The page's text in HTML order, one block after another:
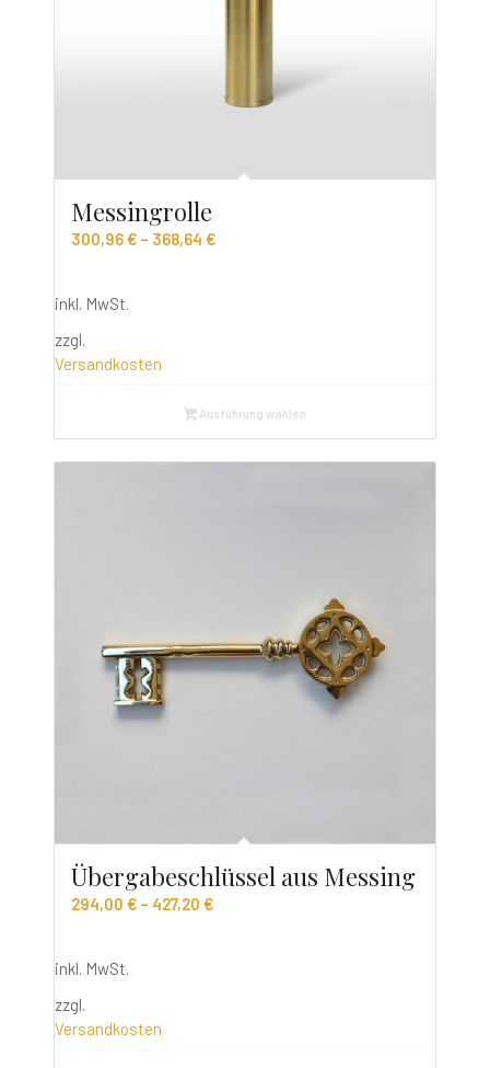
Messingrolle
300,96€– 368,64 €
inkl. MwSt.
zzgl.
Versandkosten
Ausführung wählen
Übergabeschlüssel aus Messing
294,00 €– 427,20 €
inkl. MwSt.
zzgl.
Versandkosten